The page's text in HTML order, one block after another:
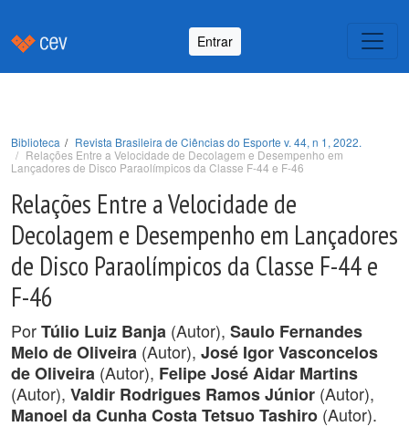
Entrar
Biblioteca
Revista Brasileira de Ciências do Esporte v. 44, n 1, 2022.
Relações Entre a Velocidade de Decolagem e Desempenho em
Lançadores de Disco Paraolímpicos da Classe F-44 e F-46
Relações Entre a Velocidade de
Decolagem e Desempenho em Lançadores
de Disco Paraolímpicos da Classe F-44 e
F-46
PorTúlio Luiz Banja (Autor), Saulo Fernandes
Melo de Oliveira (Autor), José Igor Vasconcelos
de Oliveira (Autor), Felipe José Aidar Martins
(Autor), Valdir Rodrigues Ramos Júnior (Autor),
Manoel da Cunha Costa Tetsuo Tashiro (Autor).